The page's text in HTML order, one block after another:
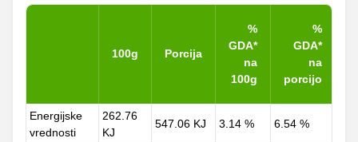
100g Porcija
%
GDA*
na
100g
%
GDA*
na
porcijo
Energijske
vrednosti
262.76
KJ
547.06 KJ 3.14 % 6.54 %